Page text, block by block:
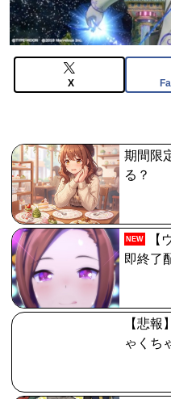
【FGO】リリス Fate/
【FGO】絆16のメリット
石がハチャメチャに貰え
【画像】日焼け口リの締
ｗｗｗ
【FGO】リリス Fate/
X
期間限
る？
NEW
【
即終了
【悲
ゃくち